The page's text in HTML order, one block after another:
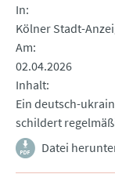
In
Kölner Stadt-
Am
02.04.2026
Inhalt
Ein deutsch-
schildert
Datei